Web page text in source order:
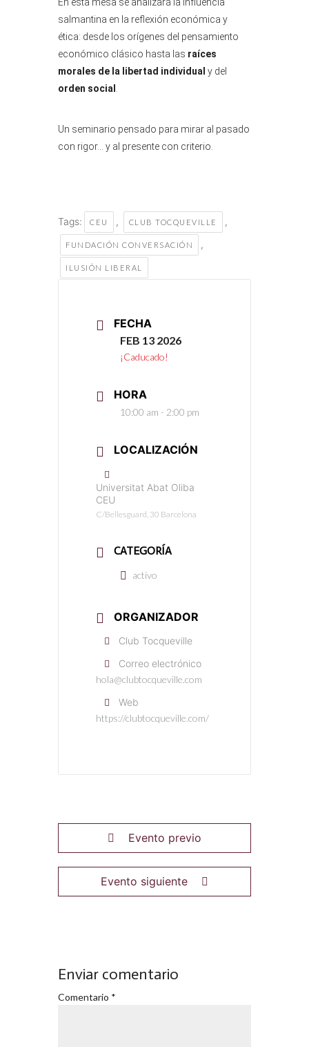
salmantina en la reflexión económica y
ética: desde los orígenes del pensamiento
económico clásico hasta las raíces
morales de la libertad individual y del
orden social
Un seminario pensado para mirar al pasado
con rigor… y al presente con criterio.
Tags: CEU , CLUB TOCQUEVILLE ,
FUNDACIÓN CONVERSACIÓN ,
ILUSIÓN LIBERAL
FECHA
FEB 13 2026
¡Caducado!
HORA
10:00 am - 2:00 pm
LOCALIZACIÓN
Universitat Abat Oliba
CEU
C/Bellesguard, 30 Barcelona
CATEGORÍA
activo
ORGANIZADOR
Club Tocqueville
Correo electrónico
hola@clubtocqueville.com
Web
https://clubtocqueville.com/
Evento previo
Evento siguiente
Enviar comentario
Comentario *